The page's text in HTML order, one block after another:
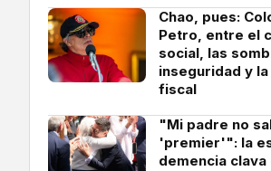
Chao, pues:
Petro, entre el
social, las
inseguridad y
fiscal
"Mi padre no
'premier'": la
demencia clava